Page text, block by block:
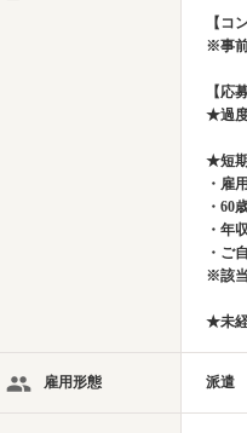
【コ
※事前
【応
★過度
★短期
・雇
・60
・年
・ご
※該当
★未経
雇用形態 派遣